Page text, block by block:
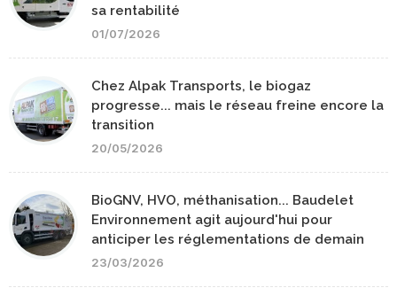
sa rentabilité
01/07/2026
Chez Alpak Transports, le biogaz
progresse... mais le réseau freine encore la
transition
20/05/2026
BioGNV, HVO, méthanisation... Baudelet
Environnement agit aujourd'hui pour
anticiper les réglementations de demain
23/03/2026